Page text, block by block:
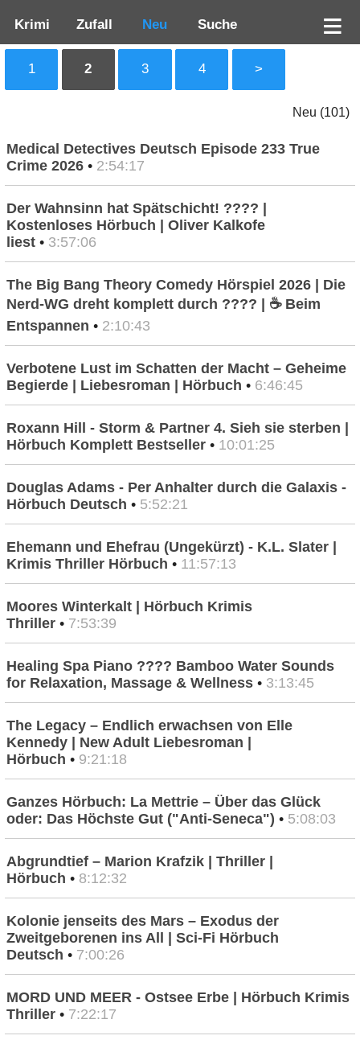
Krimi Zufall Neu Suche
1 2 3 4 >
Neu (101)
Medical Detectives Deutsch Episode 233 True
Crime 2026 • 2:54:17
Der Wahnsinn hat Spätschicht! ???? |
Kostenloses Hörbuch | Oliver Kalkofe
liest • 3:57:06
The Big Bang Theory Comedy Hörspiel 2026 | Die
Nerd-WG dreht komplett durch ???? | ☕ Beim
Entspannen • 2:10:43
Verbotene Lust im Schatten der Macht – Geheime
Begierde | Liebesroman | Hörbuch • 6:46:45
Roxann Hill - Storm & Partner 4. Sieh sie sterben |
Hörbuch Komplett Bestseller • 10:01:25
Douglas Adams - Per Anhalter durch die Galaxis -
Hörbuch Deutsch • 5:52:21
Ehemann und Ehefrau (Ungekürzt) - K.L. Slater |
Krimis Thriller Hörbuch • 11:57:13
Moores Winterkalt | Hörbuch Krimis
Thriller • 7:53:39
Healing Spa Piano ???? Bamboo Water Sounds
for Relaxation, Massage & Wellness • 3:13:45
The Legacy – Endlich erwachsen von Elle
Kennedy | New Adult Liebesroman |
Hörbuch • 9:21:18
Ganzes Hörbuch: La Mettrie – Über das Glück
oder: Das Höchste Gut ("Anti-Seneca") • 5:08:03
Abgrundtief – Marion Krafzik | Thriller |
Hörbuch • 8:12:32
Kolonie jenseits des Mars – Exodus der
Zweitgeborenen ins All | Sci-Fi Hörbuch
Deutsch • 7:00:26
MORD UND MEER - Ostsee Erbe | Hörbuch Krimis
Thriller • 7:22:17